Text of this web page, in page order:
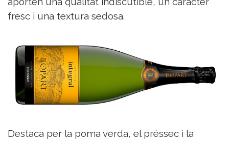
fresc i una textura sedosa.
Destaca per la poma verda, el préssec i la